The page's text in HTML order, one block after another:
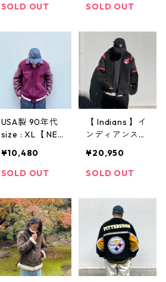
ージャケット
ンパー スタジ
L フットボール
ネイビー 古着
古着屋 高円寺
ビンテージ
SOLD OUT
ジアムジャンパ
リブライン 黒
緑 黄 古着 古着
屋 高円寺 ビン
テージ
SOLD OUT
USA製 90年代
size : XL【 NEF
ジャン ウール×
レザー 襟付き
ップボタン バ
ックプリント
古着 古着屋 高
円寺 ビンテー
ジ
¥10,480
SOLD OUT
【 Indians 】イ
ンディアンス
ト スウェード
リアルレザー
ンパー スタジ
ャン レザー ワ
ッペン ブラッ
ク 黒 古着 古着
屋 高円寺 ビン
テージ
¥20,950
SOLD OUT